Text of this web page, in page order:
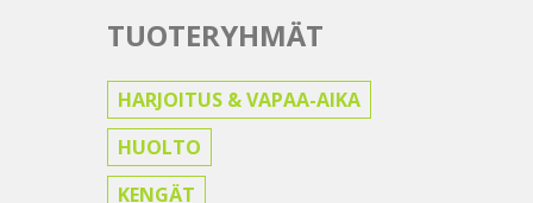
TUOTERYHMÄT
HARJOITUS & VAPAA-AIKA
HUOLTO
KENGÄT